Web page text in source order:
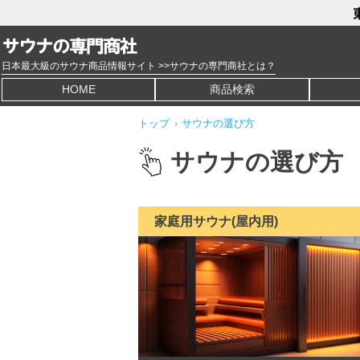
日本最大級のサウナ商品情報サイト >>サウナの専門商社とは？
HOME 商品検索
トップ › サウナの選び方
サウナの選び方
家庭用サウナ(屋内用)